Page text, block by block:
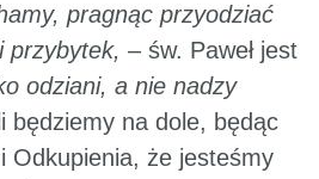
pragnąc przyodziać
przybytek, – św. Paweł jest
odziani, a nie nadzy
będziemy na dole, będąc
Odkupienia, że jesteśmy